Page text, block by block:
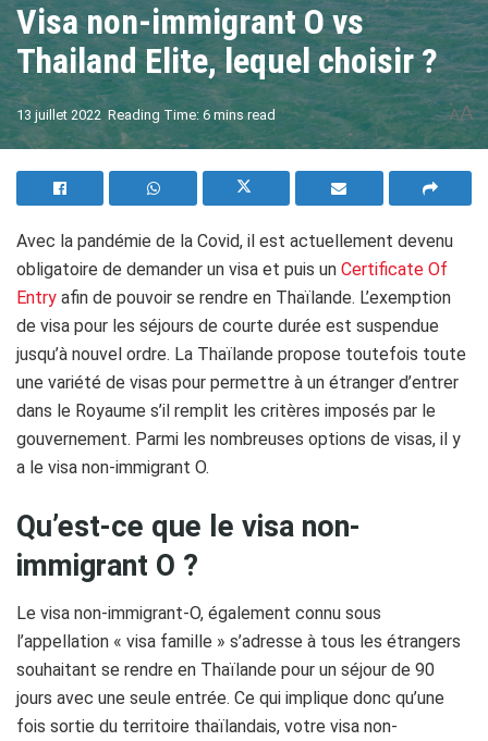
Visa non-immigrant O vs
Thailand Elite, lequel choisir ?
13 juillet 2022 Reading Time: 6 mins read AA
Avec la pandémie de la Covid, il est actuellement devenu
obligatoire de demander un visa et puis un Certificate Of
Entry afin de pouvoir se rendre en Thaïlande. L’exemption
de visa pour les séjours de courte durée est suspendue
jusqu’à nouvel ordre. La Thaïlande propose toutefois toute
une variété de visas pour permettre à un étranger d’entrer
dans le Royaume s’il remplit les critères imposés par le
gouvernement. Parmi les nombreuses options de visas, il y
a le visa non-immigrant O.
Qu’est-ce que le visa non-
immigrant O ?
Le visa non-immigrant-O, également connu sous
l’appellation « visa famille » s’adresse à tous les étrangers
souhaitant se rendre en Thaïlande pour un séjour de 90
jours avec une seule entrée. Ce qui implique donc qu’une
fois sortie du territoire thaïlandais, votre visa non-